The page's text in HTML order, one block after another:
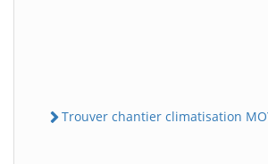
Trouver chantier climatisation